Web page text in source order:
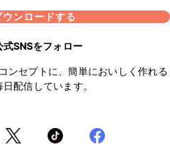
ンロードする
式SNSをフォロー
ンセプトに、簡単においしく作れる
配信しています。